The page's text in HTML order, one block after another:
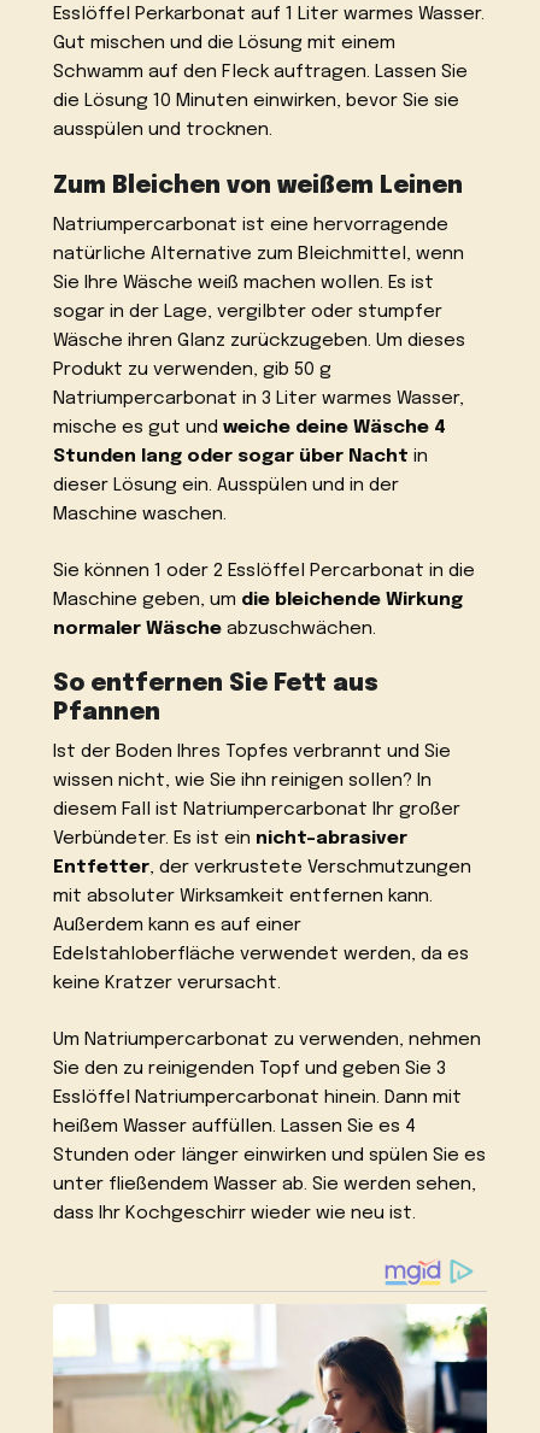
Esslöffel Perkarbonat auf 1 Liter warmes Wasser.
Gut mischen und die Lösung mit einem
Schwamm auf den Fleck auftragen. Lassen Sie
die Lösung 10 Minuten einwirken, bevor Sie sie
ausspülen und trocknen.
Zum Bleichen von weißem Leinen
Natriumpercarbonat ist eine hervorragende
natürliche Alternative zum Bleichmittel, wenn
Sie Ihre Wäsche weiß machen wollen. Es ist
sogar in der Lage, vergilbter oder stumpfer
Wäsche ihren Glanz zurückzugeben. Um dieses
Produkt zu verwenden, gib 50 g
Natriumpercarbonat in 3 Liter warmes Wasser,
mische es gut undweiche deine Wäsche 4
Stunden lang oder sogar über Nacht in
dieser Lösung ein. Ausspülen und in der
Maschine waschen.
Sie können 1 oder 2 Esslöffel Percarbonat in die
Maschine geben, um die bleichende Wirkung
normaler Wäsche abzuschwächen.
So entfernen Sie Fett aus
Pfannen
Ist der Boden Ihres Topfes verbrannt und Sie
wissen nicht, wie Sie ihn reinigen sollen? In
diesem Fall ist Natriumpercarbonat Ihr großer
Verbündeter. Es ist ein nicht-abrasiver
Entfetter, der verkrustete Verschmutzungen
mit absoluter Wirksamkeit entfernen kann.
Außerdem kann es auf einer
Edelstahloberfläche verwendet werden, da es
keine Kratzer verursacht.
Um Natriumpercarbonat zu verwenden, nehmen
Sie den zu reinigenden Topf und geben Sie 3
Esslöffel Natriumpercarbonat hinein. Dann mit
heißem Wasser auffüllen. Lassen Sie es 4
Stunden oder länger einwirken und spülen Sie es
unter fließendem Wasser ab. Sie werden sehen,
dass Ihr Kochgeschirr wieder wie neu ist.